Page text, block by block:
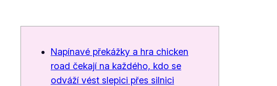
Napínavé překážky a hra chicken
road čekají na každého, kdo se
odváží vést slepici přes silnici